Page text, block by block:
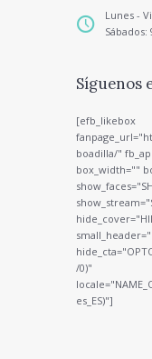
Lunes -
Sábados:
Síguenos
[efb_likebox
boadilla/"
box_width=""
/0)"
es_ES)"]